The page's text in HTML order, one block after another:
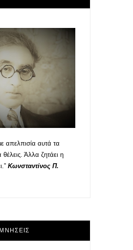
απελπισία αυτά τα
Άλλα ζητάει η
Κωνσταντίνος Π.